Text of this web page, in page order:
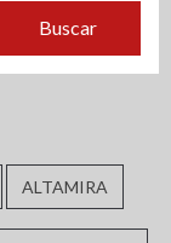
ALTAMIRA